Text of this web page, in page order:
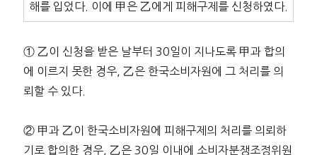
해를 입었다. 이에 甲은 乙에게 피해구제를 신청하였다.
① 乙이 신청을 받은 날부터 30일이 지나도록 甲과 합의
에 이르지 못한 경우, 乙은 한국소비자원에 그 처리를 의
뢰할 수 있다.
② 甲과 乙이 한국소비자원에 피해구제의 처리를 의뢰하
기로 합의한 경우, 乙은 30일 이내에 소비자분쟁조정위원